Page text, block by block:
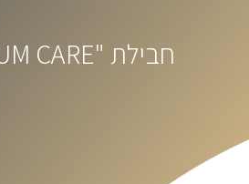
חבילת "PREMIUM CARE"